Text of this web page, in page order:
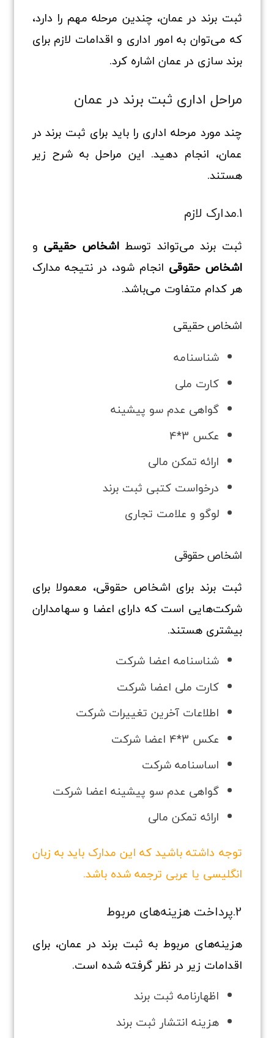
ثبت برند در عمان، چندین مرحله مهم را دارد،
که می‌توان به امور اداری و اقدامات لازم برای
برند سازی در عمان اشاره کرد.
مراحل اداری ثبت برند در عمان
چند مورد مرحله اداری را باید برای ثبت برند در
عمان، انجام دهید. این مراحل به شرح زیر
هستند.
1.مدارک لازم
ثبت برند می‌تواند توسطاشخاص حقیقی و
اشخاص حقوقی انجام شود، در نتیجه مدارک
هر کدام متفاوت می‌باشد.
اشخاص حقیقی
شناسنامه
کارت ملی
گواهی عدم سو پیشینه
عکس 3*4
ارائه تمکن مالی
درخواست کتبی ثبت برند
لوگو و علامت تجاری
اشخاص حقوقی
ثبت برند برای اشخاص حقوقی، معمولا برای
شرکت‌هایی است که دارای اعضا و سهامداران
بیشتری هستند.
شناسنامه اعضا شرکت
کارت ملی اعضا شرکت
اطلاعات آخرین تغییرات شرکت
عکس 3*4 اعضا شرکت
اساسنامه شرکت
گواهی عدم سو پیشینه اعضا شرکت
ارائه تمکن مالی
توجه داشته باشید که این مدارک باید به زبان
انگلیسی یا عربی ترجمه شده باشد.
2.پرداخت هزینه‌های مربوط
هزینه‌های مربوط به ثبت برند در عمان، برای
اقدامات زیر در نظر گرفته شده است.
اظهارنامه ثبت برند
هزینه انتشار ثبت برند